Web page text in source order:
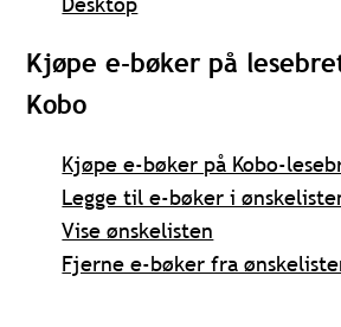
Kjøpe e-bøker på
Kobo
Kjøpe e-bøker på Kobo-
Legge til e-bøker i
Vise ønskelisten
Fjerne e-bøker fra